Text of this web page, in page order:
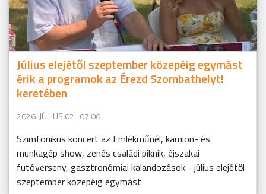
Július elejétől szeptember közepéig egymást
érik a programok az Érezd Szombathelyt!
keretében
2026. JÚLIUS 02., 07:00
Szimfonikus koncert az Emlékműnél, kamion- és
munkagép show, zenés családi piknik, éjszakai
futóverseny, gasztronómiai kalandozások - július elejétől
szeptember közepéig egymást